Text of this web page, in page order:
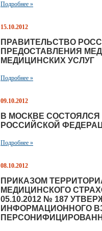
Подробнее »
15.10.2012
ПРАВИТЕЛЬСТВО
ПРЕДОСТАВЛЕНИЯ
МЕДИЦИНСКИХ УСЛУГ
Подробнее »
09.10.2012
В МОСКВЕ
РОССИЙСКОЙ
Подробнее »
08.10.2012
ПРИКАЗОМ
МЕДИЦИНСКОГО
05.10.2012 № 187
ИНФОРМАЦИОННОГО